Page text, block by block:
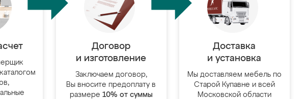
Договор
и изготовление
Заключаем договор,
Вы вносите предоплату в
размере 10% от суммы
Доставка
и установка
Мы доставляем мебель по
Старой Купавне и всей
Московской области